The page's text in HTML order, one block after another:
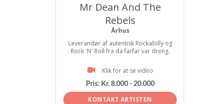
Mr Dean And The
Rebels
Århus
Leverandør af autentisk Rockabilly og
Rock 'N' Roll fra da farfar var dreng.
Klik for at se video
Pris: Kr. 8.000 - 20.000
KONTAKT ARTISTEN